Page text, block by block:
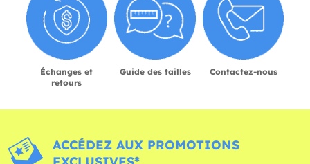
Échanges et
retours
Guide des tailles Contactez-nous
ACCÉDEZ AUX PROMOTIONS